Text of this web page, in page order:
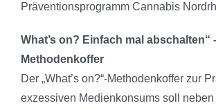
Präventionsprogramm Cannabis
What’s on? Einfach mal abschalten“
Methodenkoffer
Der „What’s on?“-Methodenkoffer zur
exzessiven Medienkonsums soll neben